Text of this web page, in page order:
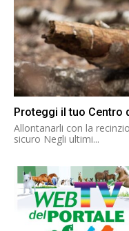
Proteggi il tuo Centro
Allontanarli con la
sicuro Negli ultimi...